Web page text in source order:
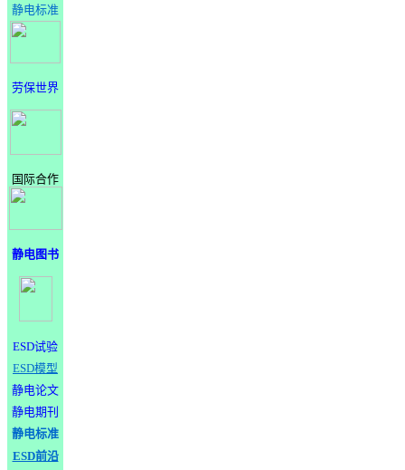
静电标准
劳保世界
国际合作
静电图书
ESD试验
ESD模型
静电论文
静电期刊
静电标准
ESD前沿